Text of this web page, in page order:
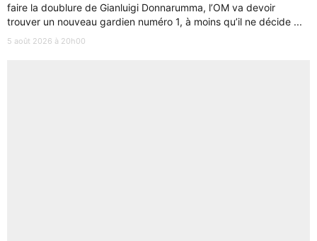
faire la doublure de Gianluigi Donnarumma, l’OM va devoir
trouver un nouveau gardien numéro 1, à moins qu’il ne décide ...
5 août 2026 à 20h00